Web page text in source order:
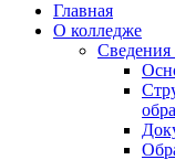
Главная
О колледже